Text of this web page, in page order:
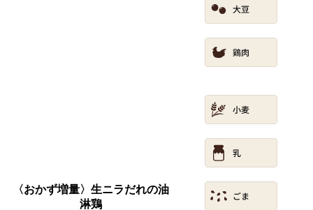
〈おかず増量〉生ニラだれの油
淋鶏